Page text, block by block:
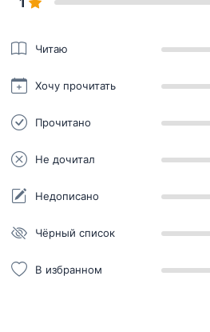
Читаю
Хочу прочитать
Прочитано
Не дочитал
Недописано
Чёрный список
В избранном